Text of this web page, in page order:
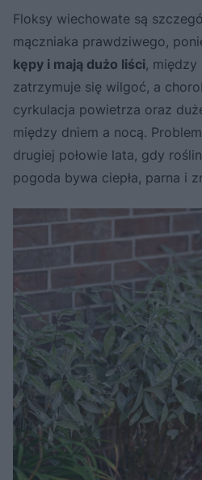
Floksy wiechowate są
mączniaka prawdziwego,
kępy i mają dużo liści, między
zatrzymuje się wilgoć, a
cyrkulacja powietrza oraz
między dniem a nocą.
drugiej połowie lata, gdy
pogoda bywa ciepła, parna i